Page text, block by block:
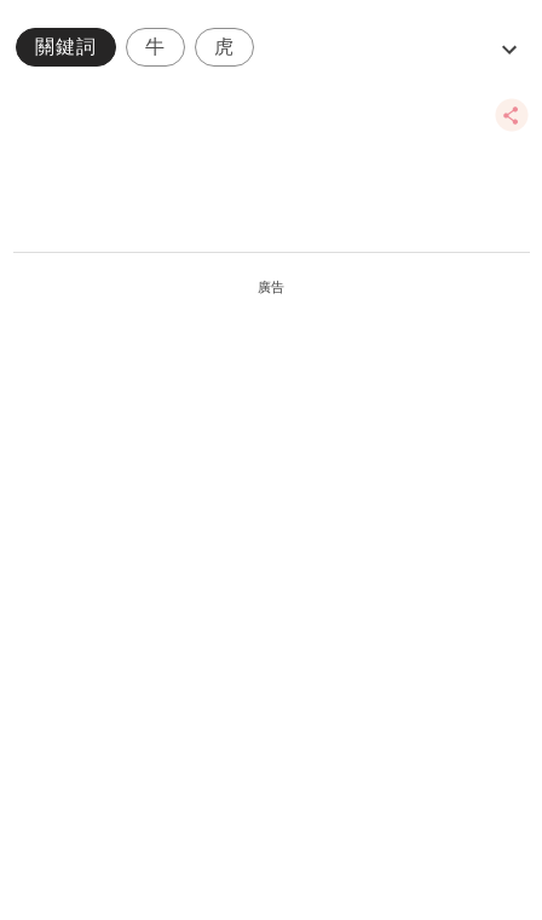
關鍵詞 牛 虎
廣告